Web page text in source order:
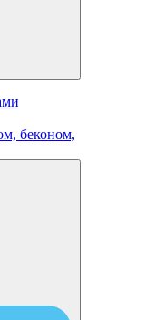
беконом,